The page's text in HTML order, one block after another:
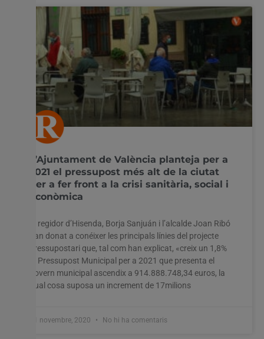
L’Ajuntament de València planteja per a
2021 el pressupost més alt de la ciutat
per a fer front a la crisi sanitària, social i
econòmica
El regidor d’Hisenda, Borja Sanjuán i l’alcalde Joan Ribó
han donat a conéixer les principals línies del projecte
pressupostari que, tal com han explicat, «creix un 1,8%
El Pressupost Municipal per a 2021 que presenta el
govern municipal ascendix a 914.888.748,34 euros, la
qual cosa suposa un increment de 17milions
11 novembre, 2020 No hi ha comentaris